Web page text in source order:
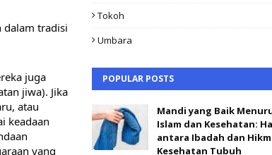
dalam tradisi
juga
jiwa). Jika
atau
keadaan
yang
Tokoh
Umbara
POPULAR POSTS
Mandi yang Baik
Islam dan Kesehatan:
antara Ibadah dan
Kesehatan Tubuh